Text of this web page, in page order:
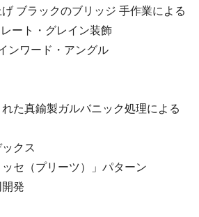
ブラックのブリッジ 手作業による
ート・グレイン装飾
ンワード・アングル
た真鍮製ガルバニック処理による
クス
セ（プリーツ）」パターン
発